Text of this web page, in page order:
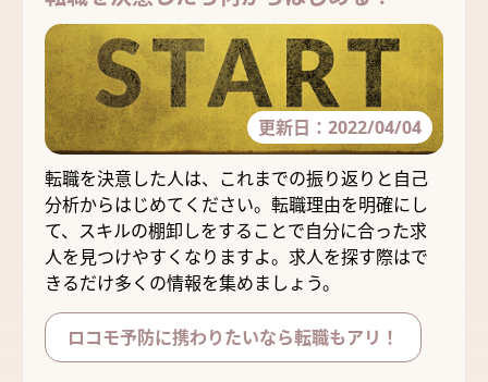
更新日： 2022/04/04
転職を決意した人は、これまでの振り返りと自己
分析からはじめてください。転職理由を明確にし
て、スキルの棚卸しをすることで自分に合った求
人を見つけやすくなりますよ。求人を探す際はで
きるだけ多くの情報を集めましょう。
ロコモ予防に携わりたいなら転職もアリ！